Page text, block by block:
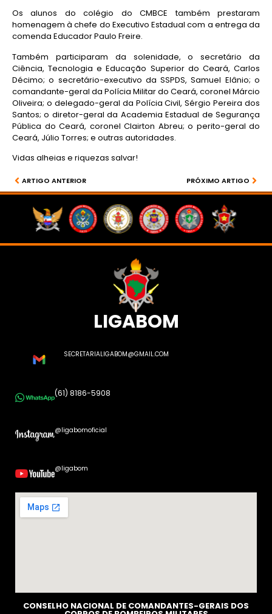
Os alunos do colégio do CMBCE também prestaram
homenagem à chefe do Executivo Estadual com a entrega da
comenda Educador Paulo Freire.
Também participaram da solenidade, o secretário da
Ciência, Tecnologia e Educação Superior do Ceará, Carlos
Décimo; o secretário-executivo da SSPDS, Samuel Elânio; o
comandante-geral da Polícia Militar do Ceará, coronel Márcio
Oliveira; o delegado-geral da Polícia Civil, Sérgio Pereira dos
Santos; o diretor-geral da Academia Estadual de Segurança
Pública do Ceará, coronel Clairton Abreu; o perito-geral do
Ceará, Júlio Torres; e outras autoridades.
Vidas alheias e riquezas salvar!
ARTIGO ANTERIOR PRÓXIMO ARTIGO
LIGABOM
SECRETARIALIGABOM@GMAIL.COM
(61) 8186-5908
@ligabomoficial
@ligabom
CONSELHO NACIONAL DE COMANDANTES-GERAIS DOS